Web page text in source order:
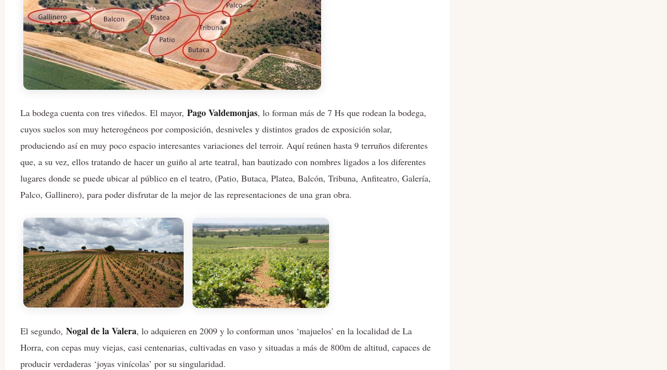
La bodega cuenta con tres viñedos. El mayor, Pago Valdemonjas, lo forman más de 7 Hs que rodean la bodega,
cuyos suelos son muy heterogéneos por composición, desniveles y distintos grados de exposición solar,
produciendo así en muy poco espacio interesantes variaciones del terroir. Aquí reúnen hasta 9 terruños diferentes
que, a su vez, ellos tratando de hacer un guiño al arte teatral, han bautizado con nombres ligados a los diferentes
lugares donde se puede ubicar al público en el teatro, (Patio, Butaca, Platea, Balcón, Tribuna, Anfiteatro, Galería,
Palco, Gallinero), para poder disfrutar de la mejor de las representaciones de una gran obra.
El segundo, Nogal de la Valera, lo adquieren en 2009 y lo conforman unos ‘majuelos’ en la localidad de La
Horra, con cepas muy viejas, casi centenarias, cultivadas en vaso y situadas a más de 800m de altitud, capaces de
producir verdaderas ‘joyas vinícolas’ por su singularidad.